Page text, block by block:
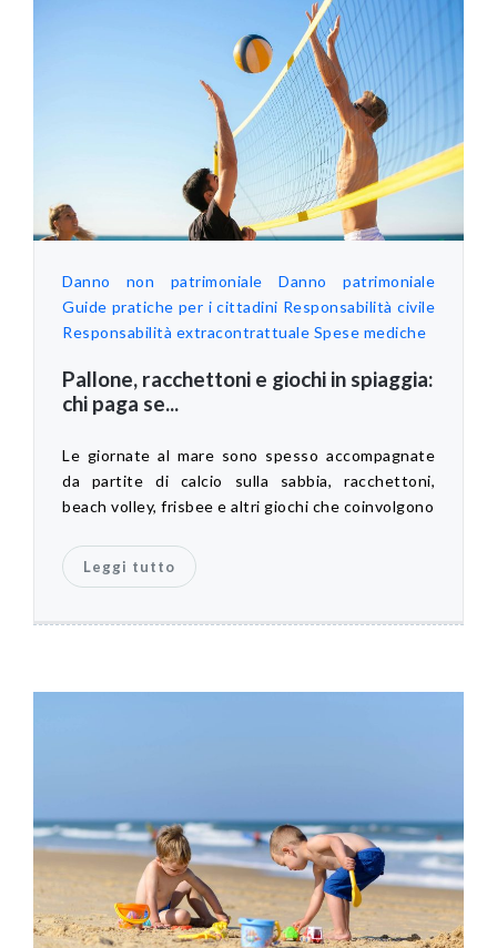
Danno non patrimoniale
Danno patrimoniale
Guide pratiche per i cittadini Responsabilità civile
Responsabilità extracontrattuale Spese mediche
Pallone, racchettoni e giochi in spiaggia:
chi paga se...
Le giornate al mare sono spesso accompagnate
da partite di calcio sulla sabbia, racchettoni,
beach volley, frisbee e altri giochi che coinvolgono
Leggi tutto